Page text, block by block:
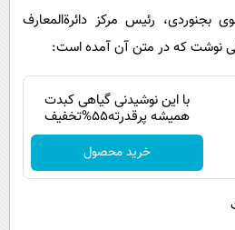
حیات وحش
سیاست خارجی
بجنوردی، رئیس مرکز دائرة‌المعارف
نوشت که در متن آن آمده است:
با این نوشیدنی گیاهی کبدت
همیشه پرقدرته55%تخفیف
خرید محصول